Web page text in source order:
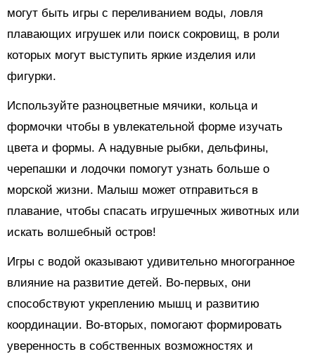
могут быть игры с переливанием воды, ловля
плавающих игрушек или поиск сокровищ, в роли
которых могут выступить яркие изделия или
фигурки.
Используйте разноцветные мячики, кольца и
формочки чтобы в увлекательной форме изучать
цвета и формы. А надувные рыбки, дельфины,
черепашки и лодочки помогут узнать больше о
морской жизни. Малыш может отправиться в
плавание, чтобы спасать игрушечных животных или
искать волшебный остров!
Игры с водой оказывают удивительно многогранное
влияние на развитие детей. Во-первых, они
способствуют укреплению мышц и развитию
координации. Во-вторых, помогают формировать
уверенность в собственных возможностях и